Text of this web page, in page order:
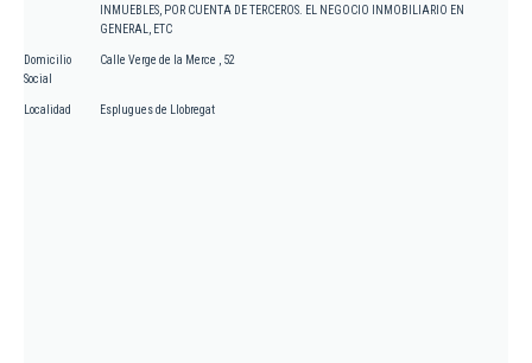
INMUEBLES, POR CUENTA DE TERCEROS. EL NEGOCIO INMOBILIARIO EN
GENERAL, ETC
Domicilio
Social
Calle Verge de la Merce , 52
Localidad Esplugues de Llobregat